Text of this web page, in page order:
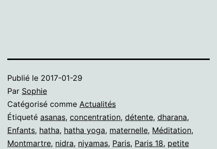
Publié le 2017-01-29
Par Sophie
Catégorisé comme Actualités
Étiqueté asanas, concentration, détente, dharana,
Enfants, hatha, hatha yoga, maternelle, Méditation,
Montmartre, nidra, niyamas, Paris, Paris 18, petite